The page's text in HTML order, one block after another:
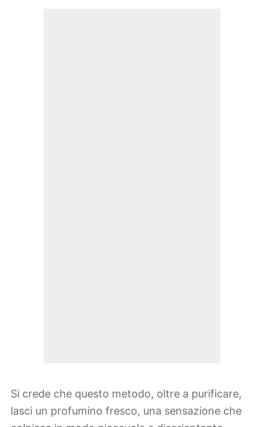
Si crede che questo metodo, oltre a purificare,
lasci un profumino fresco, una sensazione che